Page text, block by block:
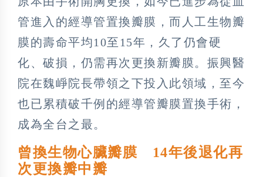
管進入的經導管置換瓣膜，而人工生物瓣
膜的壽命平均10至15年，久了仍會硬
化、破損，仍需再次更換新瓣膜。振興醫
院在魏崢院長帶領之下投入此領域，至今
也已累積破千例的經導管瓣膜置換手術，
成為全台之最。
曾換生物心臟瓣膜 14年後退化再
次更換瓣中瓣